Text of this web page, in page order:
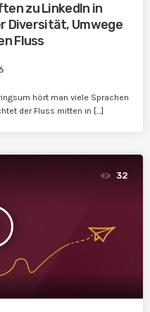
zu LinkedIn in
Diversität, Umwege
Fluss
hört man viele Sprachen
der Fluss mitten in […]
32